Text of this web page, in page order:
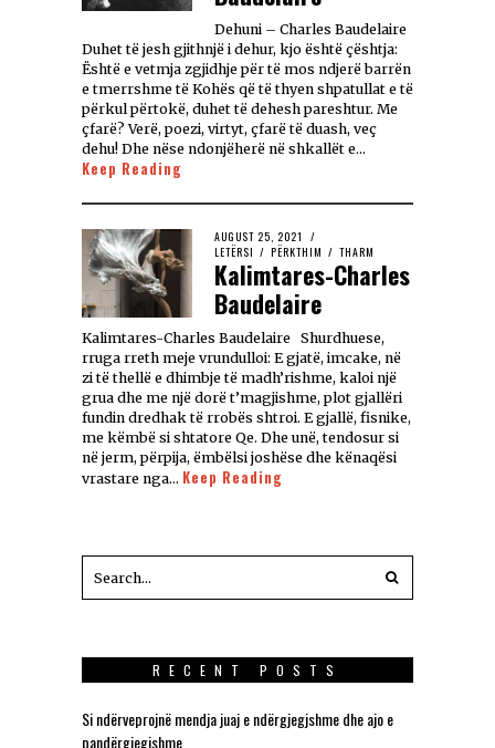
Dehuni – Charles Baudelaire
Duhet të jesh gjithnjë i dehur, kjo është çështja:
Është e vetmja zgjidhje për të mos ndjerë barrën
e tmerrshme të Kohës që të thyen shpatullat e të
përkul përtokë, duhet të dehesh pareshtur. Me
çfarë? Verë, poezi, virtyt, çfarë të duash, veç
dehu! Dhe nëse ndonjëherë në shkallët e…
Keep Reading
AUGUST 25, 2021
LETËRSI / PËRKTHIM / THARM
Kalimtares-Charles
Baudelaire
Kalimtares-Charles Baudelaire Shurdhuese,
rruga rreth meje vrundulloi: E gjatë, imcake, në
zi të thellë e dhimbje të madh’rishme, kaloi një
grua dhe me një dorë t’magjishme, plot gjallëri
fundin dredhak të rrobës shtroi. E gjallë, fisnike,
me këmbë si shtatore Qe. Dhe unë, tendosur si
në jerm, përpija, ëmbëlsi joshëse dhe kënaqësi
vrastare nga… Keep Reading
RECENT POSTS
Si ndërveprojnë mendja juaj e ndërgjegjshme dhe ajo e
pandërgjegjshme